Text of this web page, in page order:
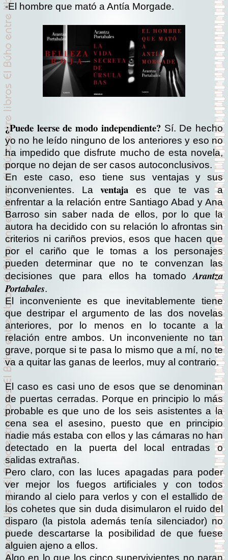
-El hombre que mató a Antía Morgade.
¿Puede leerse de modo independiente?Sí. De hecho
yo no he leído ninguno de los anteriores y eso no
ha impedido que disfrute mucho de esta novela,
porque no dejan de ser casos autoconclusivos.
En este caso, eso tiene sus ventajas y sus
inconvenientes. Laventajaes que te vas a
enfrentar a la relación entre Santiago Abad y Ana
Barroso sin saber nada de ellos, por lo que la
autora ha decidido con su relación lo afrontas sin
criterios ni cariños previos, esos que hacen que
por el cariño que le tomas a los personajes
pueden determinar que no te convenzan las
decisiones que para ellos ha tomado Arantza
Portabales.
El inconveniente es que inevitablemente tiene
que destripar el argumento de las dos novelas
anteriores, por lo menos en lo tocante a la
relación entre ambos. Un inconveniente no tan
grave, porque si te pasa lo mismo que a mí, no te
va a quitar las ganas de leerlos, muy al contrario.
El caso es casi uno de esos que se denominan
de puertas cerradas. Porque en principio lo más
probable es que uno de los seis asistentes a la
cena sea el asesino, puesto que en principio
nadie más estaba con ellos y las cámaras no han
detectado en la puerta del local entradas o
salidas extrañas.
Pero claro, con las luces apagadas para poder
ver mejor los fuegos artificiales y con todos
mirando al cielo para verlos y con el estallido de
los cohetes que sin duda disimularon el ruido del
disparo (la pistola además tenía silenciador) no
puede descartarse la posibilidad de que fuese
alguien ajeno a ellos.
Algo en lo que los cinco supervivientes no paran